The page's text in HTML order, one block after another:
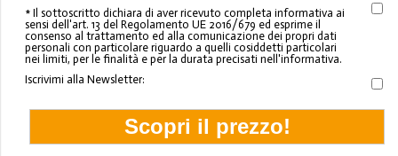
* Il sottoscritto dichiara di aver ricevuto completa informativa ai
sensi dell'art. 13 del Regolamento UE 2016/679 ed esprime il
consenso al trattamento ed alla comunicazione dei propri dati
personali con particolare riguardo a quelli cosiddetti particolari
nei limiti, per le finalità e per la durata precisati nell'informativa.
Iscrivimi alla Newsletter: